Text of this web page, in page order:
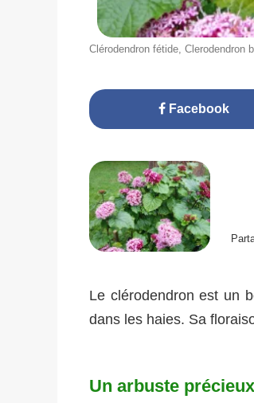
Clérodendron fétide, Clerodendron
Facebook
Le clérodendron est un
dans les haies. Sa
Un arbuste